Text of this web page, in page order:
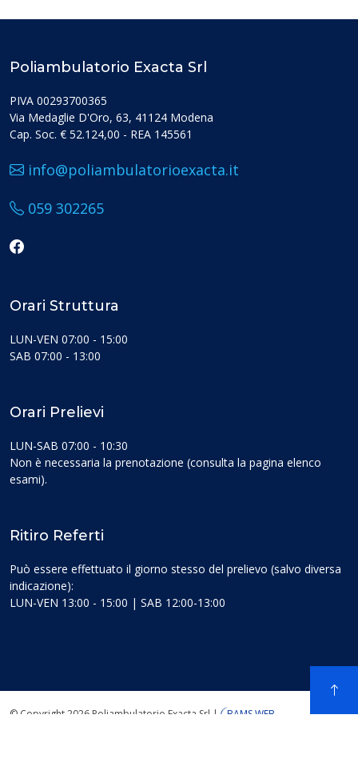
Poliambulatorio Exacta Srl
PIVA 00293700365
Via Medaglie D'Oro, 63, 41124 Modena
Cap. Soc. € 52.124,00 - REA 145561
info@poliambulatorioexacta.it
059 302265
Orari Struttura
LUN-VEN 07:00 - 15:00
SAB 07:00 - 13:00
Orari Prelievi
LUN-SAB 07:00 - 10:30
Non è necessaria la prenotazione (consulta la pagina elenco
esami).
Ritiro Referti
Può essere effettuato il giorno stesso del prelievo (salvo diversa
indicazione):
LUN-VEN 13:00 - 15:00 | SAB 12:00-13:00
© Copyright 2026 Poliambulatorio Exacta Srl | BAMS WEB